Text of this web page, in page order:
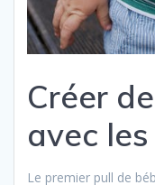
Créer
avec
Le premier pull de